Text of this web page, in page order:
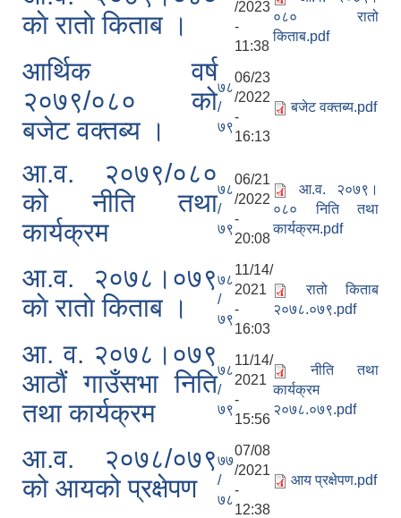
काे राताे किताब ।
/2023
-
11:38
०८० रातो
किताब.pdf
आर्थिक वर्ष
२०७९/०८० को
बजेट वक्तब्य ।
७८
/
७९
06/23
/2022
-
16:13
बजेट वक्तब्य.pdf
आ.व. २०७९/०८०
को नीति तथा
कार्यक्रम
७८
/
७९
06/21
/2022
-
20:08
आ.व. २०७९।
०८० निति तथा
कार्यक्रम.pdf
आ.व. २०७८।०७९
काे राताे किताब ।
७८
/
७९
11/14/
2021
-
16:03
रातो किताब
२०७८.०७९.pdf
आ. व. २०७८।०७९
आठौं गाउँसभा निति
तथा कार्यक्रम
७८
/
७९
11/14/
2021
-
15:56
नीति तथा
कार्यक्रम
२०७८.०७९.pdf
आ.व. २०७८/०७९
को आयको प्रक्षेपण
७७
/
७८
07/08
/2021
-
12:38
आय प्रक्षेपण.pdf